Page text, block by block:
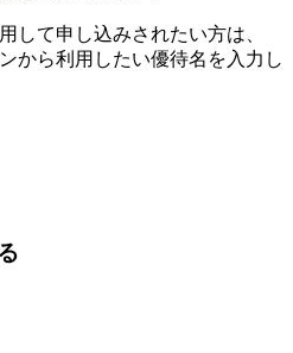
して申し込みされたい方は、
から利用したい優待名を入力し